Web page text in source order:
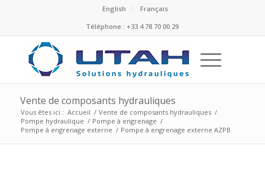
English
Français
Téléphone : +33 4 78 70 00 29
Vente de composants hydrauliques
Vous êtes ici : Accueil / Vente de composants hydrauliques /
Pompe hydraulique / Pompe à engrenage /
Pompe à engrenage externe / Pompe à engrenage externe AZPB